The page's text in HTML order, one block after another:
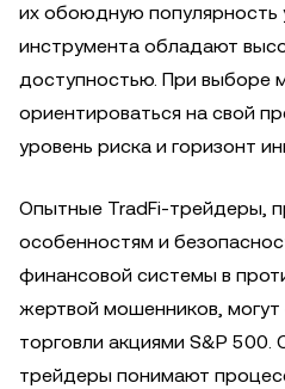
их обоюдную популярность
инструмента обладают
доступностью. При выборе
ориентироваться на свой
уровень риска и горизонт
Опытные TradFi-трейдеры,
особенностям и
финансовой системы в
жертвой мошенников,
торговли акциями S&P 500.
трейдеры понимают